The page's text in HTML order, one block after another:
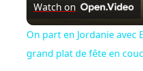
Watch on
On part en Jordanie avec
grand plat de fête en